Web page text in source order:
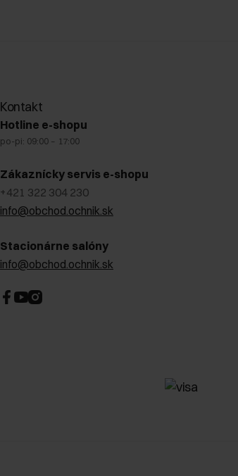
Kontakt
Hotline e-shopu
po-pi: 09:00 – 17:00
Zákaznícky servis e-shopu
+421 322 304 230
info@obchod.ochnik.sk
Stacionárne salóny
info@obchod.ochnik.sk